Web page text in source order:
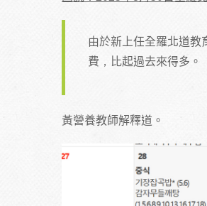
由於新上任全羅北道
費，比起過去來得多。
黃營養教師解釋道。